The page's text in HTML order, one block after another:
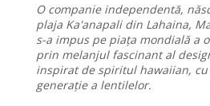
O companie independentă,
plaja Ka'anapali din Lahaina,
s-a impus pe piața mondială a
prin melanjul fascinant al
inspirat de spiritul hawaiian,
generație a lentilelor.